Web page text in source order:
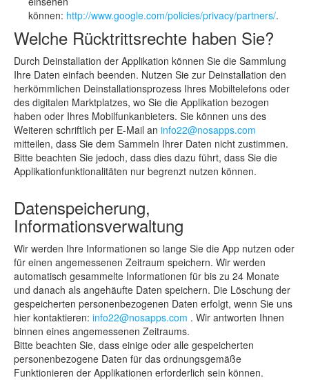
können: http://www.google.com/policies/privacy/partners/.
Welche Rücktrittsrechte haben Sie?
Durch Deinstallation der Applikation können Sie die Sammlung
Ihre Daten einfach beenden. Nutzen Sie zur Deinstallation den
herkömmlichen Deinstallationsprozess Ihres Mobiltelefons oder
des digitalen Marktplatzes, wo Sie die Applikation bezogen
haben oder Ihres Mobilfunkanbieters. Sie können uns des
Weiteren schriftlich per E-Mail an info22@nosapps.com
mitteilen, dass Sie dem Sammeln Ihrer Daten nicht zustimmen.
Bitte beachten Sie jedoch, dass dies dazu führt, dass Sie die
Applikationfunktionalitäten nur begrenzt nutzen können.
Datenspeicherung,
Informationsverwaltung
Wir werden Ihre Informationen so lange Sie die App nutzen oder
für einen angemessenen Zeitraum speichern. Wir werden
automatisch gesammelte Informationen für bis zu 24 Monate
und danach als angehäufte Daten speichern. Die Löschung der
gespeicherten personenbezogenen Daten erfolgt, wenn Sie uns
hier kontaktieren: info22@nosapps.com . Wir antworten Ihnen
binnen eines angemessenen Zeitraums.
Bitte beachten Sie, dass einige oder alle gespeicherten
personenbezogene Daten für das ordnungsgemäße
Funktionieren der Applikationen erforderlich sein können.